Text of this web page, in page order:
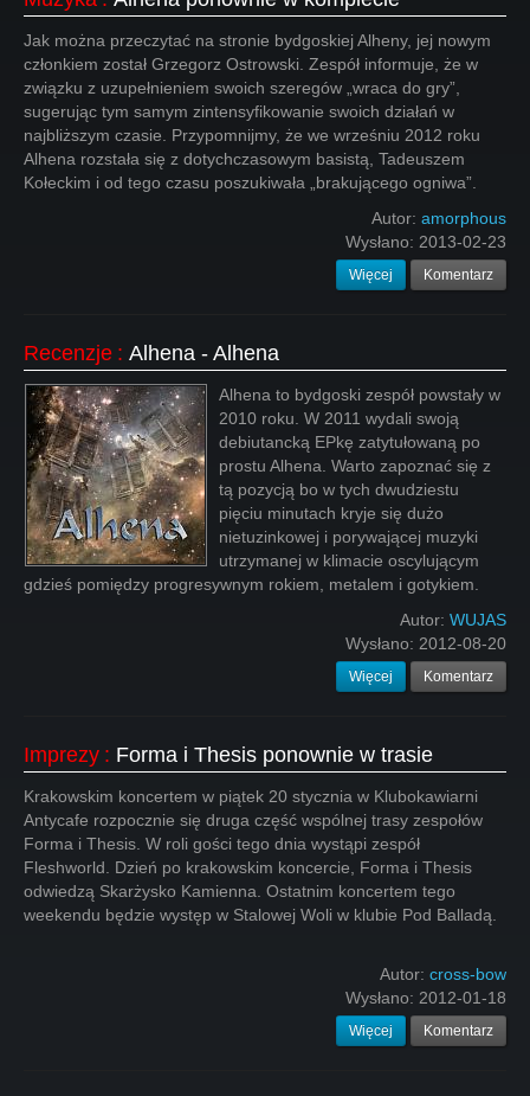
Jak można przeczytać na stronie bydgoskiej Alheny, jej nowym
członkiem został Grzegorz Ostrowski. Zespół informuje, że w
związku z uzupełnieniem swoich szeregów „wraca do gry”,
sugerując tym samym zintensyfikowanie swoich działań w
najbliższym czasie. Przypomnijmy, że we wrześniu 2012 roku
Alhena rozstała się z dotychczasowym basistą, Tadeuszem
Kołeckim i od tego czasu poszukiwała „brakującego ogniwa”.
Autor: amorphous
Wysłano: 2013-02-23
Więcej Komentarz
Recenzje : Alhena - Alhena
Alhena to bydgoski zespół powstały w
2010 roku. W 2011 wydali swoją
debiutancką EPkę zatytułowaną po
prostu Alhena. Warto zapoznać się z
tą pozycją bo w tych dwudziestu
pięciu minutach kryje się dużo
nietuzinkowej i porywającej muzyki
utrzymanej w klimacie oscylującym
gdzieś pomiędzy progresywnym rokiem, metalem i gotykiem.
Autor: WUJAS
Wysłano: 2012-08-20
Więcej Komentarz
Imprezy : Forma i Thesis ponownie w trasie
Krakowskim koncertem w piątek 20 stycznia w Klubokawiarni
Antycafe rozpocznie się druga część wspólnej trasy zespołów
Forma i Thesis. W roli gości tego dnia wystąpi zespół
Fleshworld. Dzień po krakowskim koncercie, Forma i Thesis
odwiedzą Skarżysko Kamienna. Ostatnim koncertem tego
weekendu będzie występ w Stalowej Woli w klubie Pod Balladą.
Autor: cross-bow
Wysłano: 2012-01-18
Więcej Komentarz